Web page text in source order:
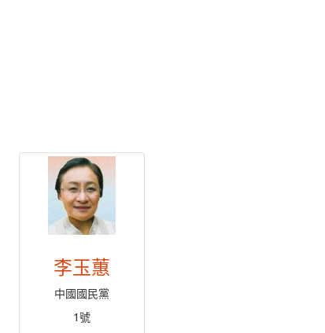
李玉蕙
中國國民黨
1號